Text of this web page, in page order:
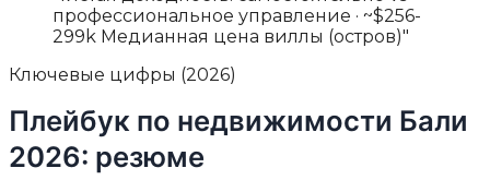
профессиональное управление · ~$256-
299k Медианная цена виллы (остров)"
Ключевые цифры (2026)
Плейбук по недвижимости Бали
2026: резюме